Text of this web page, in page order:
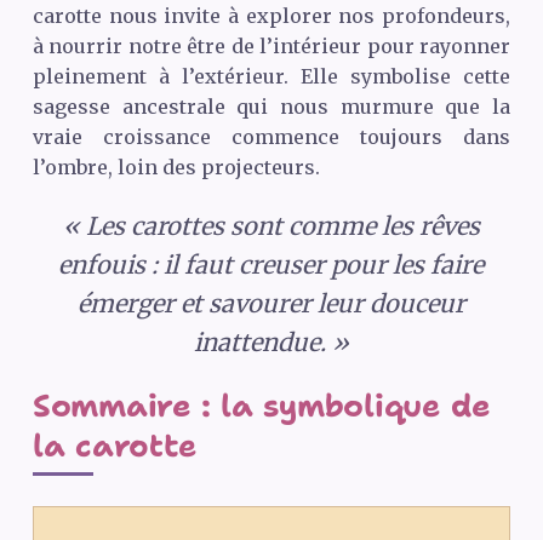
carotte nous invite à explorer nos profondeurs,
à nourrir notre être de l’intérieur pour rayonner
pleinement à l’extérieur. Elle symbolise cette
sagesse ancestrale qui nous murmure que la
vraie croissance commence toujours dans
l’ombre, loin des projecteurs.
« Les carottes sont comme les rêves
enfouis : il faut creuser pour les faire
émerger et savourer leur douceur
inattendue. »
Sommaire : la symbolique de
la carotte